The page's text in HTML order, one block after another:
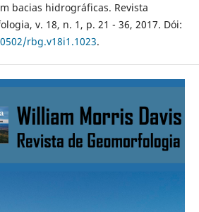
bacias hidrográficas. Revista
v. 18, n. 1, p. 21 - 36, 2017. Dói:
rbg.v18i1.1023.